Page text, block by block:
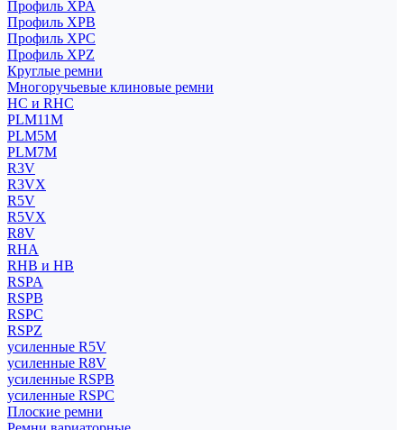
Профиль XPA
Профиль XPB
Профиль XPC
Профиль XPZ
Круглые ремни
Многоручьевые клиновые ремни
HC и RHC
PLM11M
PLM5M
PLM7M
R3V
R3VX
R5V
R5VX
R8V
RHA
RHB и HB
RSPA
RSPB
RSPC
RSPZ
усиленные R5V
усиленные R8V
усиленные RSPB
усиленные RSPC
Плоские ремни